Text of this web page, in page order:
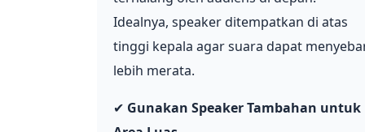
Idealnya, speaker ditempatkan di atas
tinggi kepala agar suara dapat
lebih merata.
✔ Gunakan Speaker Tambahan untuk